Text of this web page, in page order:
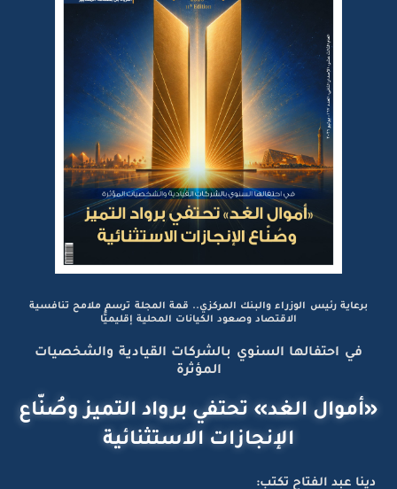
برعاية رئيس الوزراء والبنك المركزي.. قمة المجلة ترسم ملامح تنافسية
الاقتصاد وصعود الكيانات المحلية إقليميًّا
في احتفالها السنوي بالشركات القيادية والشخصيات
المؤثرة
«أموال الغد» تحتفي برواد التميز وصُنّاع
الإنجازات الاستثنائية
دينا عبد الفتاح تكتب: